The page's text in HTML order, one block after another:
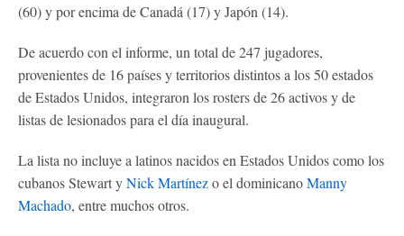
(60) y por encima de Canadá (17) y Japón (14).
De acuerdo con el informe, un total de 247 jugadores,
provenientes de 16 países y territorios distintos a los 50 estados
de Estados Unidos, integraron los rosters de 26 activos y de
listas de lesionados para el día inaugural.
La lista no incluye a latinos nacidos en Estados Unidos como los
cubanos Stewart yNick Martínezo el dominicanoManny
Machado, entre muchos otros.